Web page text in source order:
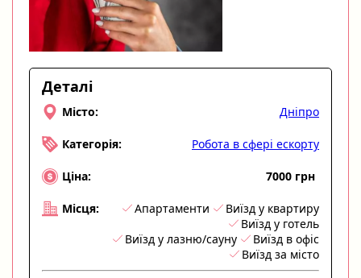
Деталі
Місто: Дніпро
Категорія: Робота в сфері ескорту
Ціна: 7000 грн
Місця: Апартаменти
Виїзд у квартиру
Виїзд у готель
Виїзд у лазню/сауну
Виїзд в офіс
Виїзд за місто